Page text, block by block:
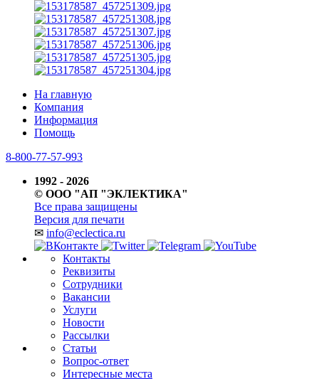
На главную
Компания
Информация
Помощь
8-800-77-57-993
1992 - 2026
© ООО "АП "ЭКЛЕКТИКА"
Все права защищены
Версия для печати
✉ info@eclectica.ru
Контакты
Реквизиты
Сотрудники
Вакансии
Услуги
Новости
Рассылки
Статьи
Вопрос-ответ
Интересные места